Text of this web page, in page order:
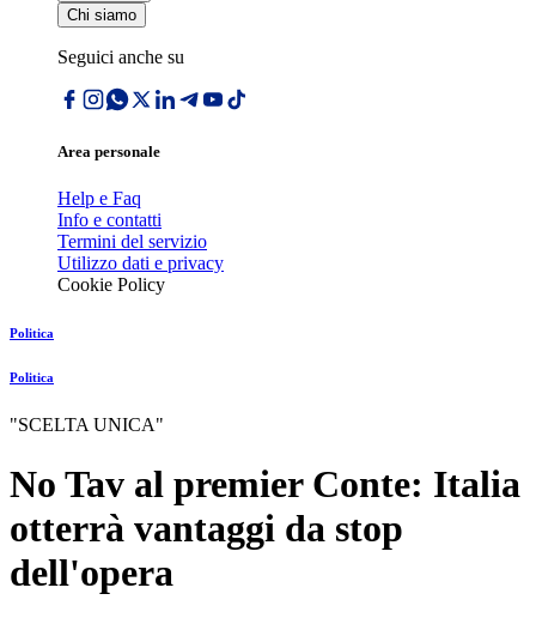
Chi siamo
Seguici anche su
Area personale
Help e Faq
Info e contatti
Termini del servizio
Utilizzo dati e privacy
Cookie Policy
Politica
Politica
"SCELTA UNICA"
No Tav al premier Conte: Italia
otterrà vantaggi da stop
dell'opera